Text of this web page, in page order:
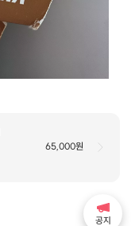
65,000원
공지